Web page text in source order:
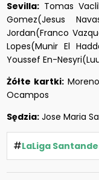
Sevilla: Tomas
Gomez(Jesus
Jordan(Franco
Lopes(Munir El
Youssef En-
Żółte kartki:
Ocampos
Sędzia: Jose Maria
#LaLiga